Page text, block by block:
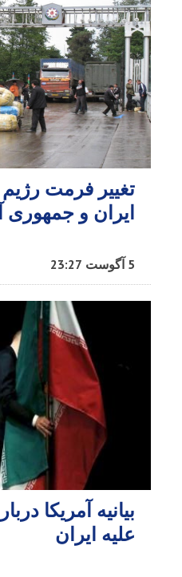
تغییر فرمت
ایران و جمهوری
5 آگوست 23:27
بیانیه آمریکا
علیه ایران